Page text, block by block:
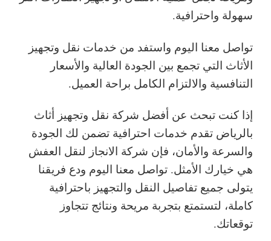
سهولة واحترافية.
تواصل معنا اليوم واستفد من خدمات نقل وتجهيز
الأثاث التي تجمع بين الجودة العالية والأسعار
التنافسية والالتزام الكامل براحة العميل.
إذا كنت تبحث عن أفضل شركة نقل وتجهيز أثاث
بالرياض تقدم خدمات احترافية تضمن لك الجودة
والسرعة والأمان، فإن شركة الانجاز لنقل العفش
هي خيارك الأمثل. تواصل معنا اليوم ودع فريقنا
يتولى جميع تفاصيل النقل والتجهيز باحترافية
كاملة، لتستمتع بتجربة مريحة ونتائج تتجاوز
توقعاتك.